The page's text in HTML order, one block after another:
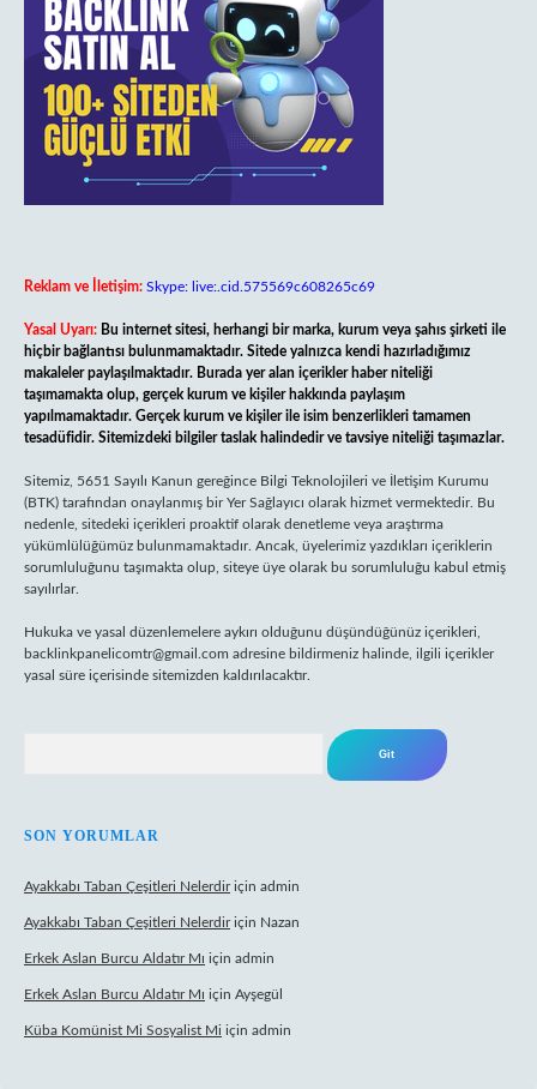
Reklam ve İletişim: Skype: live:.cid.575569c608265c69
Yasal Uyarı: Bu internet sitesi, herhangi bir marka, kurum veya şahıs şirketi ile
hiçbir bağlantısı bulunmamaktadır. Sitede yalnızca kendi hazırladığımız
makaleler paylaşılmaktadır. Burada yer alan içerikler haber niteliği
taşımamakta olup, gerçek kurum ve kişiler hakkında paylaşım
yapılmamaktadır. Gerçek kurum ve kişiler ile isim benzerlikleri tamamen
tesadüfidir. Sitemizdeki bilgiler taslak halindedir ve tavsiye niteliği taşımazlar.
Sitemiz, 5651 Sayılı Kanun gereğince Bilgi Teknolojileri ve İletişim Kurumu
(BTK) tarafından onaylanmış bir Yer Sağlayıcı olarak hizmet vermektedir. Bu
nedenle, sitedeki içerikleri proaktif olarak denetleme veya araştırma
yükümlülüğümüz bulunmamaktadır. Ancak, üyelerimiz yazdıkları içeriklerin
sorumluluğunu taşımakta olup, siteye üye olarak bu sorumluluğu kabul etmiş
sayılırlar.
Hukuka ve yasal düzenlemelere aykırı olduğunu düşündüğünüz içerikleri,
backlinkpanelicomtr@gmail.com adresine bildirmeniz halinde, ilgili içerikler
yasal süre içerisinde sitemizden kaldırılacaktır.
SON YORUMLAR
Ayakkabı Taban Çeşitleri Nelerdiriçin admin
Ayakkabı Taban Çeşitleri Nelerdiriçin Nazan
Erkek Aslan Burcu Aldatır Mı için admin
Erkek Aslan Burcu Aldatır Mı için Ayşegül
Küba Komünist Mi Sosyalist Mi için admin